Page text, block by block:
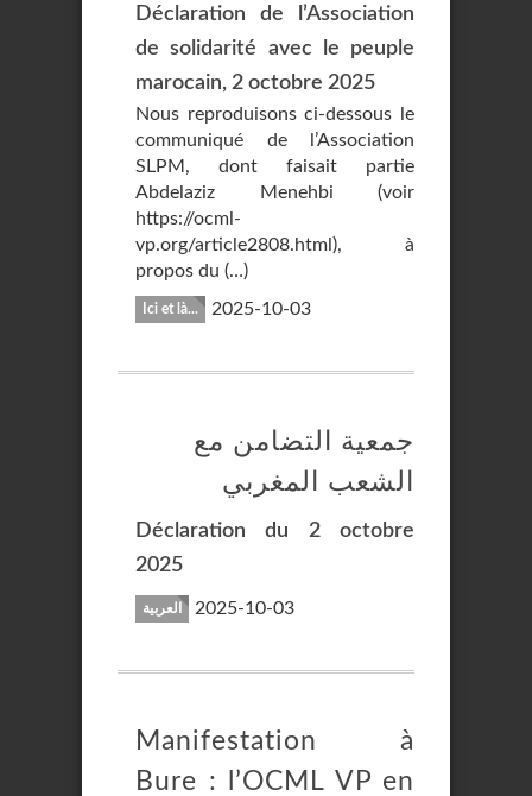
Déclaration de l’Association
de solidarité avec le peuple
marocain, 2 octobre 2025
Nous reproduisons ci-dessous le
communiqué de l’Association
SLPM, dont faisait partie
Abdelaziz Menehbi (voir
https://ocml-
vp.org/article2808.html), à
propos du (…)
Ici et là... 2025-10-03
جمعية التضامن مع
الشعب المغربي
Déclaration du 2 octobre
2025
العربية 2025-10-03
Manifestation à
Bure : l’OCML VP en